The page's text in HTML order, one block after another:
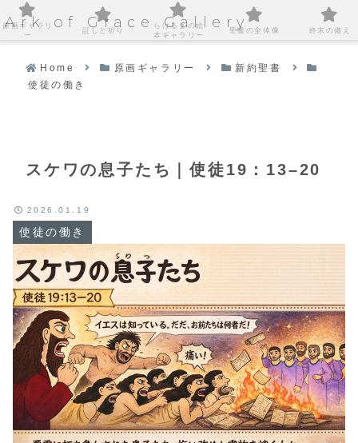
Ark of Grace Gallery
Home 原画ギャラリー
新約聖書
使徒の働き
スケワの息子たち｜使徒19：13–20
使徒の働き
2026.01.19
原画ギャラリ
ー
証しと祈り
らけるまの絵
本ギャラリー
聖書の全体像 終末の備え